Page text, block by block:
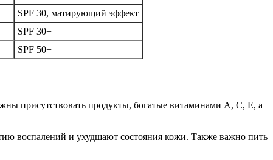
SPF 30, матирующий эффект
SPF 30+
SPF 50+
присутствовать продукты, богатые витаминами A, C, E, а
воспалений и ухудшают состояния кожи. Также важно пить